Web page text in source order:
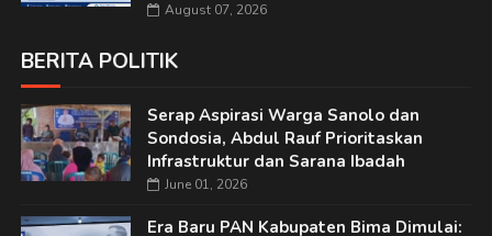
August 07, 2026
BERITA POLITIK
Serap Aspirasi Warga Sanolo dan
Sondosia, Abdul Rauf Prioritaskan
Infrastruktur dan Sarana Ibadah
June 01, 2026
Era Baru PAN Kabupaten Bima Dimulai: